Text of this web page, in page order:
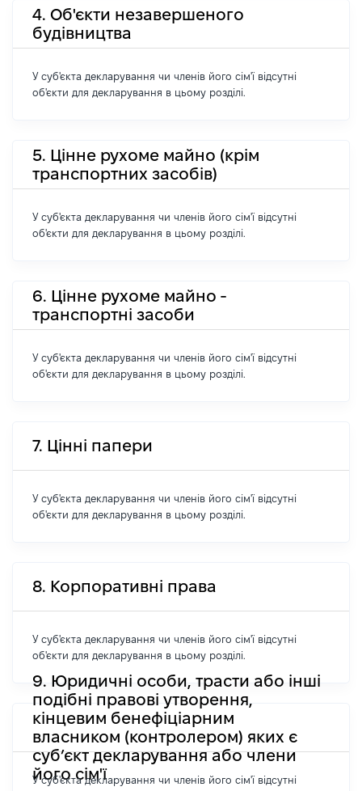
4. Об'єкти незавершеного
будівництва
У суб'єкта декларування чи членів його сім'ї відсутні
об'єкти для декларування в цьому розділі.
5. Цінне рухоме майно (крім
транспортних засобів)
У суб'єкта декларування чи членів його сім'ї відсутні
об'єкти для декларування в цьому розділі.
6. Цінне рухоме майно -
транспортні засоби
У суб'єкта декларування чи членів його сім'ї відсутні
об'єкти для декларування в цьому розділі.
7. Цінні папери
У суб'єкта декларування чи членів його сім'ї відсутні
об'єкти для декларування в цьому розділі.
8. Корпоративні права
У суб'єкта декларування чи членів його сім'ї відсутні
об'єкти для декларування в цьому розділі.
9. Юридичні особи, трасти або інші
подібні правові утворення,
кінцевим бенефіціарним
власником (контролером) яких є
суб’єкт декларування або члени
його сім'ї
У суб'єкта декларування чи членів його сім'ї відсутні